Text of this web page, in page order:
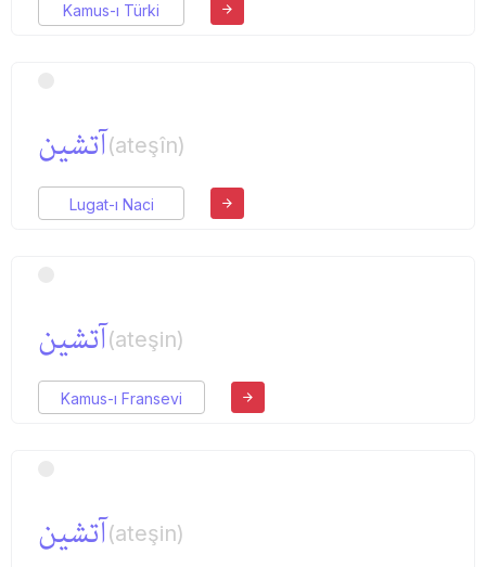
Kamus-ı Türki
آتشین(ateşîn)
Lugat-ı Naci
آتشین(ateşin)
Kamus-ı Fransevi
آتشین(ateşin)